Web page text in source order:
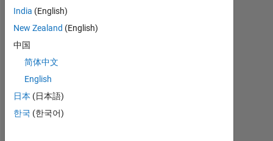
No
India (English)
New Zealand (English)
中国
简体中文
English
日本 (日本語)
한국 (한국어)